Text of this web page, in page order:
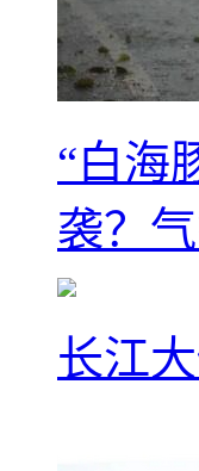
“白海
袭？
长江